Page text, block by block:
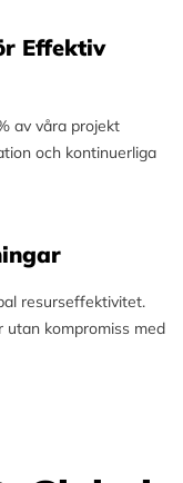
Effektiv
av våra projekt
och kontinuerliga
resurseffektivitet.
utan kompromiss med